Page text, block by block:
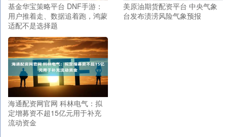
基金华宝策略平台 DNF手游：
用户推着走、数据追着跑，鸿蒙
适配不是选择题
美原油期货配资平台 中央气象
台发布渍涝风险气象预报
海通配资网官网 科林电气：拟
定增募资不超15亿元用于补充
流动资金